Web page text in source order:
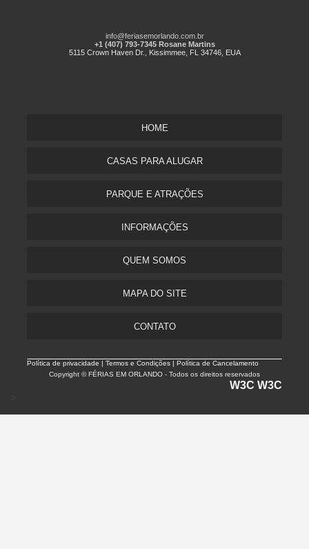
info@feriasemorlando.com.br
+1 (407) 793-7345 Rosane Martins
5115 Crown Haven Dr., Kissimmee, FL 34746, EUA
HOME
CASAS PARA ALUGAR
PARQUE E ATRAÇÕES
INFORMAÇÕES
QUEM SOMOS
MAPA DO SITE
CONTATO
Política de privacidade |Termos e Condições | Política de Cancelamento
Copyright © FÉRIAS EM ORLANDO - Todos os direitos reservados
W3C W3C